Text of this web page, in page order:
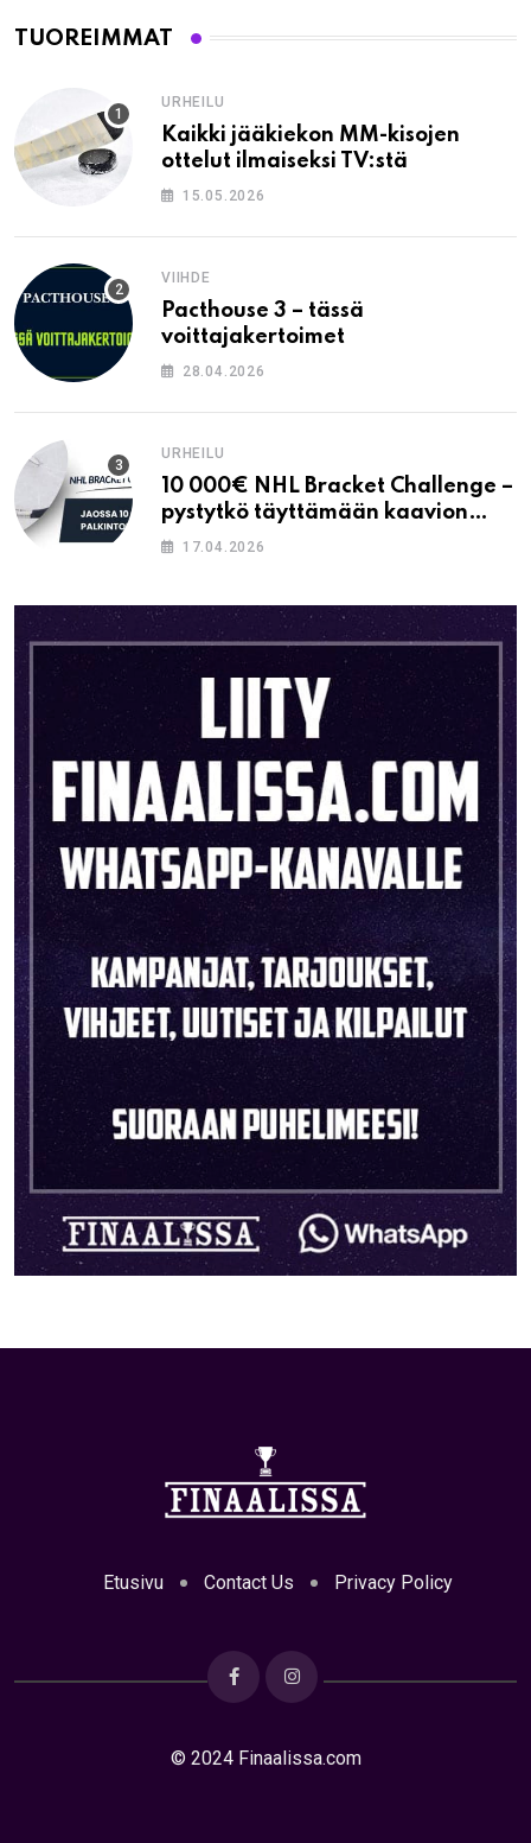
TUOREIMMAT
URHEILU
Kaikki jääkiekon MM-kisojen
ottelut ilmaiseksi TV:stä
15.05.2026
VIIHDE
Pacthouse 3 – tässä
voittajakertoimet
28.04.2026
URHEILU
10 000€ NHL Bracket Challenge –
pystytkö täyttämään kaavion
oikein?
17.04.2026
Etusivu Contact Us Privacy Policy
© 2024 Finaalissa.com